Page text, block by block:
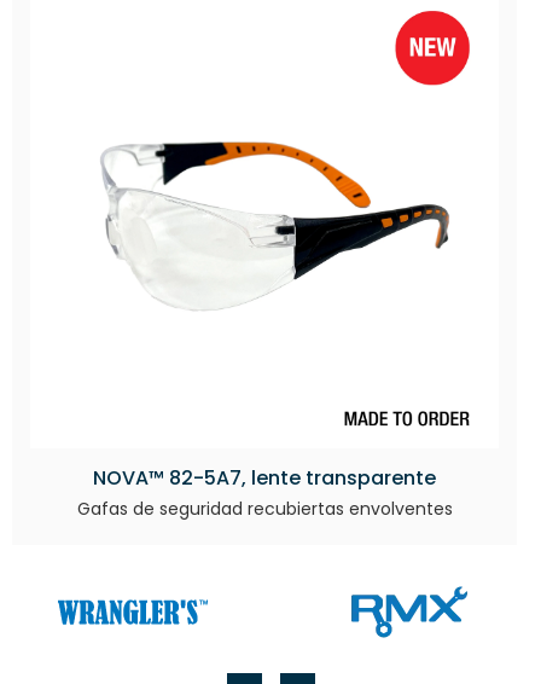
NOVA™ 82-5A7, lente transparente
Gafas de seguridad recubiertas envolventes